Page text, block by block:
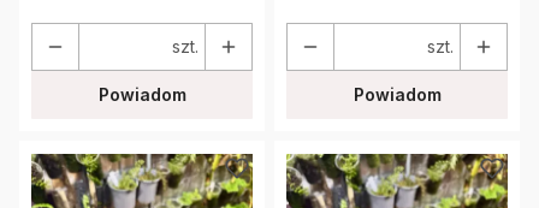
szt.
Powiadom
szt.
Powiadom